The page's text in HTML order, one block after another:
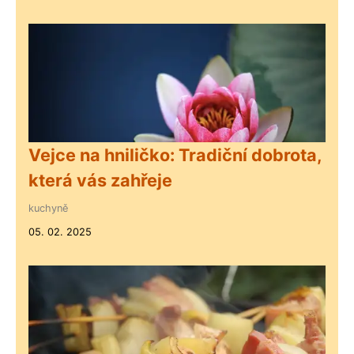
Vejce na hniličko: Tradiční dobrota,
která vás zahřeje
kuchyně
05. 02. 2025